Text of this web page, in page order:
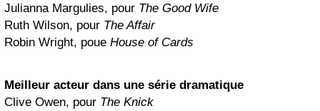
Julianna Margulies, pour The Good Wife
Ruth Wilson, pour The Affair
Robin Wright, poue House of Cards
Meilleur acteur dans une série dramatique
Clive Owen, pour The Knick